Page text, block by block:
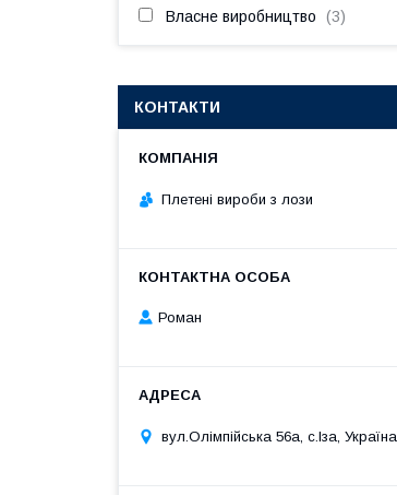
Власне виробництво 3
КОНТАКТИ
Плетені вироби з лози
Роман
вул.Олімпійська 56а, с.Іза, Україна